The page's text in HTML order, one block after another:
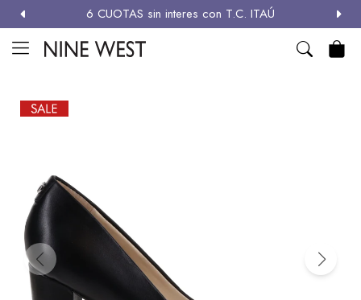
6 CUOTAS sin interes con T.C. ITAÚ

MI CUENTA
Términos y condiciones